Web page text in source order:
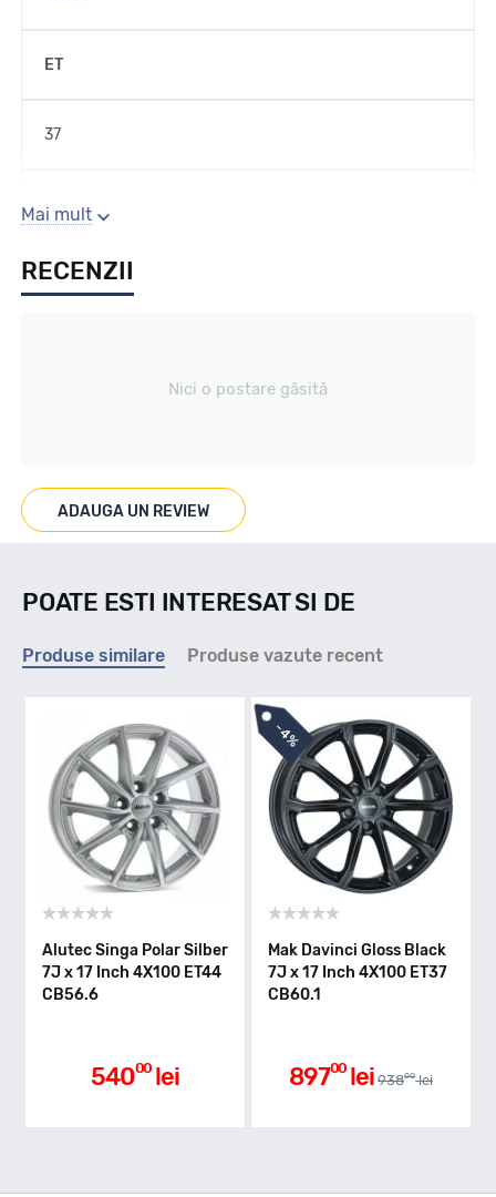
ET
37
Gaura centrala
60.1
Se poate cumpara doar la set de 4 buc! Kit montaj GRATUIT
in caz ca este nevoie!
Mai mult
RECENZII
Nici o postare găsită
ADAUGA UN REVIEW
POATE ESTI INTERESAT SI DE
Produse similare Produse vazute recent
Alutec Singa Polar Silber
7J x 17 Inch 4X100 ET44
CB56.6
54000 lei
-
4%
Mak Davinci Gloss Black
7J x 17 Inch 4X100 ET37
CB60.1
89700 lei 93800 lei